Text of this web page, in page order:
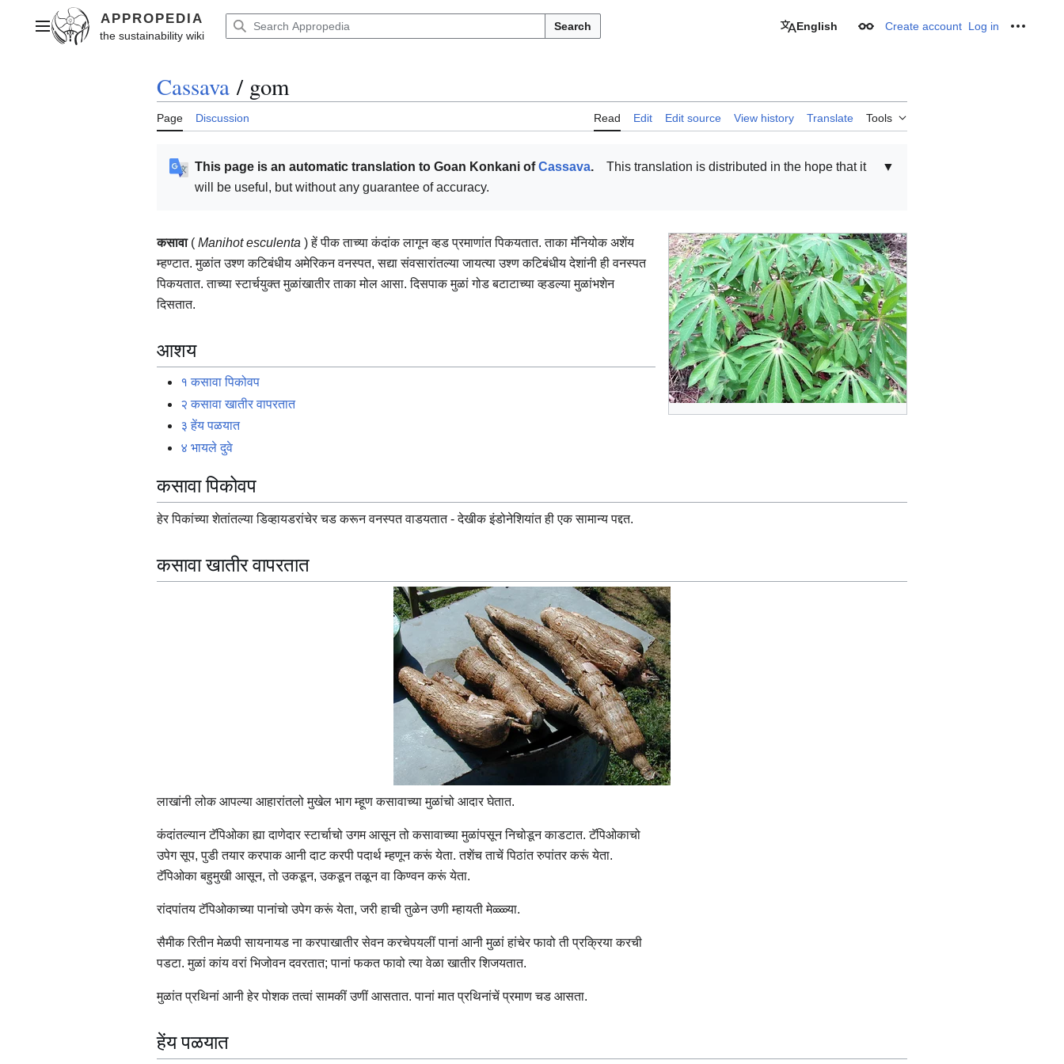
contentMain menu Search English Appearance
Create account Log in
Cassava / gom
Page Discussion Read Edit Edit source View history Translate Tools
▼
This page is an automatic translation to Goan Konkani ofCassava.
This translation is distributed in the hope that it
will be useful, but without any guarantee of accuracy.
कसावा( Manihot esculenta ) हें पीक ताच्या कंदांक लागून व्हड प्रमाणांत पिकयतात. ताका मॅनियोक अशेंय
म्हण्टात. मुळांत उश्ण कटिबंधीय अमेरिकन वनस्पत, सद्या संवसारांतल्या जायत्या उश्ण कटिबंधीय देशांनी ही वनस्पत
पिकयतात. ताच्या स्टार्चयुक्त मुळांखातीर ताका मोल आसा. दिसपाक मुळां गोड बटाटाच्या व्हडल्या मुळांभशेन
दिसतात.
आशय
१ कसावा पिकोवप
२ कसावा खातीर वापरतात
३ हेंय पळयात
४ भायले दुवे
कसावा पिकोवप
हेर पिकांच्या शेतांतल्या डिव्हायडरांचेर चड करून वनस्पत वाडयतात - देखीक इंडोनेशियांत ही एक सामान्य पद्दत.
कसावा खातीर वापरतात
लाखांनी लोक आपल्या आहारांतलो मुखेल भाग म्हूण कसावाच्या मुळांचो आदार घेतात.
कंदांतल्यान टॅपिओका ह्या दाणेदार स्टार्चाचो उगम आसून तो कसावाच्या मुळांपसून निचोडून काडटात. टॅपिओकाचो
उपेग सूप, पुडी तयार करपाक आनी दाट करपी पदार्थ म्हणून करूं येता. तशेंच ताचें पिठांत रुपांतर करूं येता.
टॅपिओका बहुमुखी आसून, तो उकडून, उकडून तळून वा किण्वन करूं येता.
रांदपांतय टॅपिओकाच्या पानांचो उपेग करूं येता, जरी हाची तुळेन उणी म्हायती मेळ्ळ्या.
सैमीक रितीन मेळपी सायनायड ना करपाखातीर सेवन करचेपयलीं पानां आनी मुळां हांचेर फावो ती प्रक्रिया करची
पडटा. मुळां कांय वरां भिजोवन दवरतात; पानां फकत फावो त्या वेळा खातीर शिजयतात.
मुळांत प्रथिनां आनी हेर पोशक तत्वां सामकीं उणीं आसतात. पानां मात प्रथिनांचें प्रमाण चड आसता.
हेंय पळयात